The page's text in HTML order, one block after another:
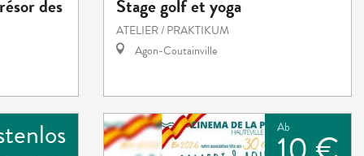
des
Stage golf et yoga
ATELIER / PRAKTIKUM
Agon-Coutainville
Ab